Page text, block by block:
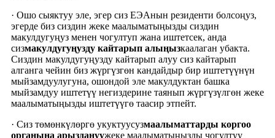
· Ошо сыяктуу эле, эгер сиз ЕЭАнын резиденти болсоңуз,
эгерде биз сиздин жеке маалыматыңызды сиздин
макулдугуңуз менен чогултуп жана иштетсек, анда
сизмакулдугуңузду кайтарып алыңызкаалаган убакта.
Сиздин макулдугуңузду кайтарып алуу сиз кайтарып
алганга чейин биз жүргүзгөн кандайдыр бир иштетүүнүн
мыйзамдуулугуна, ошондой эле макулдуктан башка
мыйзамдуу иштетүү негиздерине таянып жүргүзүлгөн жеке
маалыматыңызды иштетүүгө таасир этпейт.
· Сиз төмөнкүлөргө укуктуусузмаалыматтарды коргоо
органына арыздануужеке маалыматыңызды чогултуу